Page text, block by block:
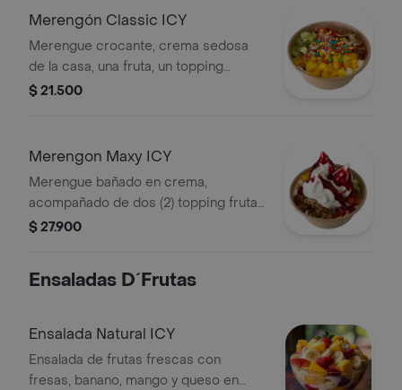
Merengón Classic ICY
Merengue crocante, crema sedosa
de la casa, una fruta, un topping
crujiente y un topping dulce. Con sala
$ 21.500
Merengon Maxy ICY
Merengue bañado en crema,
acompañado de dos (2) topping frutal,
dos (2) topping dulce y un (1) topping
$ 27.900
Ensaladas D´Frutas
Ensalada Natural ICY
Ensalada de frutas frescas con
fresas, banano, mango y queso en